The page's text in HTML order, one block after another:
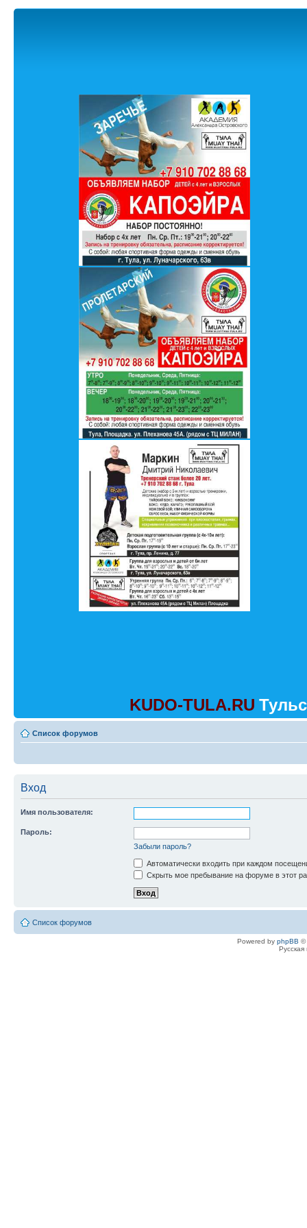
KUDO-TULA.RU
Список форумов
Вход
Имя пользователя:
Пароль:
Забыли пароль?
Автоматически входить при каждом
Скрыть мое пребывание на форуме в этот
Список форумов
Powered by phpBB ©